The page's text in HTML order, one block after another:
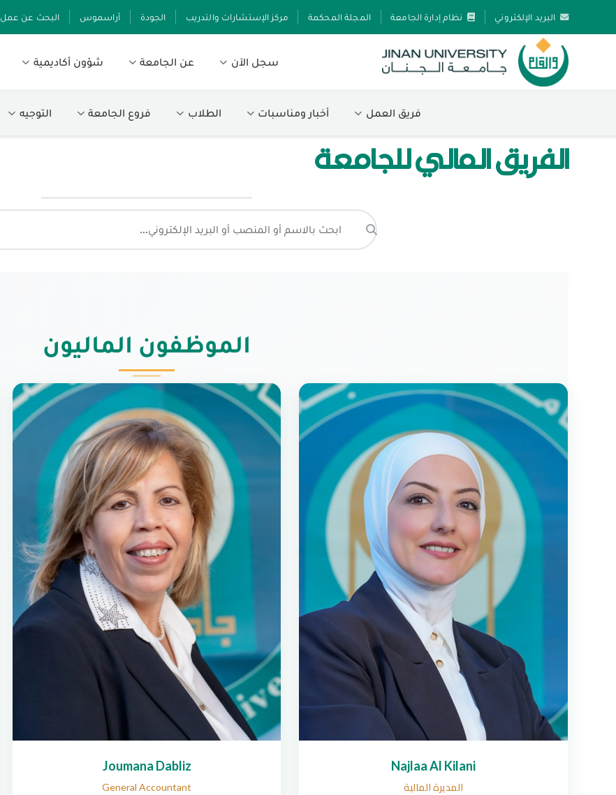
البريد الإلكتروني نظام إدارة الجامعة المجلة المحكمة مركز الإستشارات والتدريب الجودة أراسموس البحث عن عمل
سجل الآن عن الجامعة شؤون أكاديمية
فريق العمل أخبار ومناسبات الطلاب فروع الجامعة التوجيه
الفريق المالي للجامعة
الموظفون الماليون
Najlaa Al Kilani
المديرة المالية
Joumana Dabliz
General Accountant